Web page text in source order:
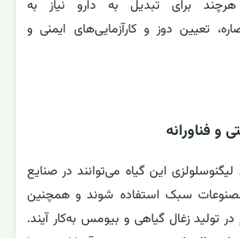
برای تبدیل به دارو نیاز به
تعیین دوز و کارآزمایی‌های ایمنی و
و فناورانه
این گیاه می‌توانند در صنایع
سبک استفاده شوند و همچنین
تولید زغال گیاهی و بیومس به‌کار آیند.